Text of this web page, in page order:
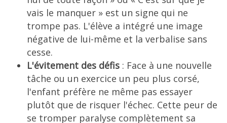
vais le manquer » est un signe qui ne
trompe pas. L'élève a intégré une image
négative de lui-même et la verbalise sans
cesse.
L'évitement des défis : Face à une nouvelle
tâche ou un exercice un peu plus corsé,
l'enfant préfère ne même pas essayer
plutôt que de risquer l'échec. Cette peur de
se tromper paralyse complètement sa